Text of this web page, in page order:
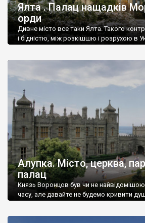
Ялта . Палац нащадків
орди
Дивне місто все таки Ялта. Такого
і бідністю, між розкішшю і розрухою в
Алупка. Місто, церква,
палац
Князь Воронцов був чи не
часу, але давайте не будемо кривити